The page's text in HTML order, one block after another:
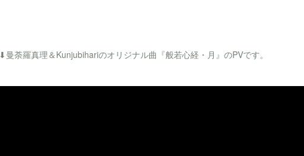
⬇︎曼荼羅真理＆Kunjubihariのオリジナル曲『般若心経・月』のPVです。